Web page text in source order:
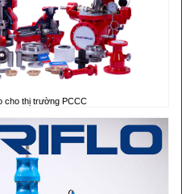
cho thị trường PCCC